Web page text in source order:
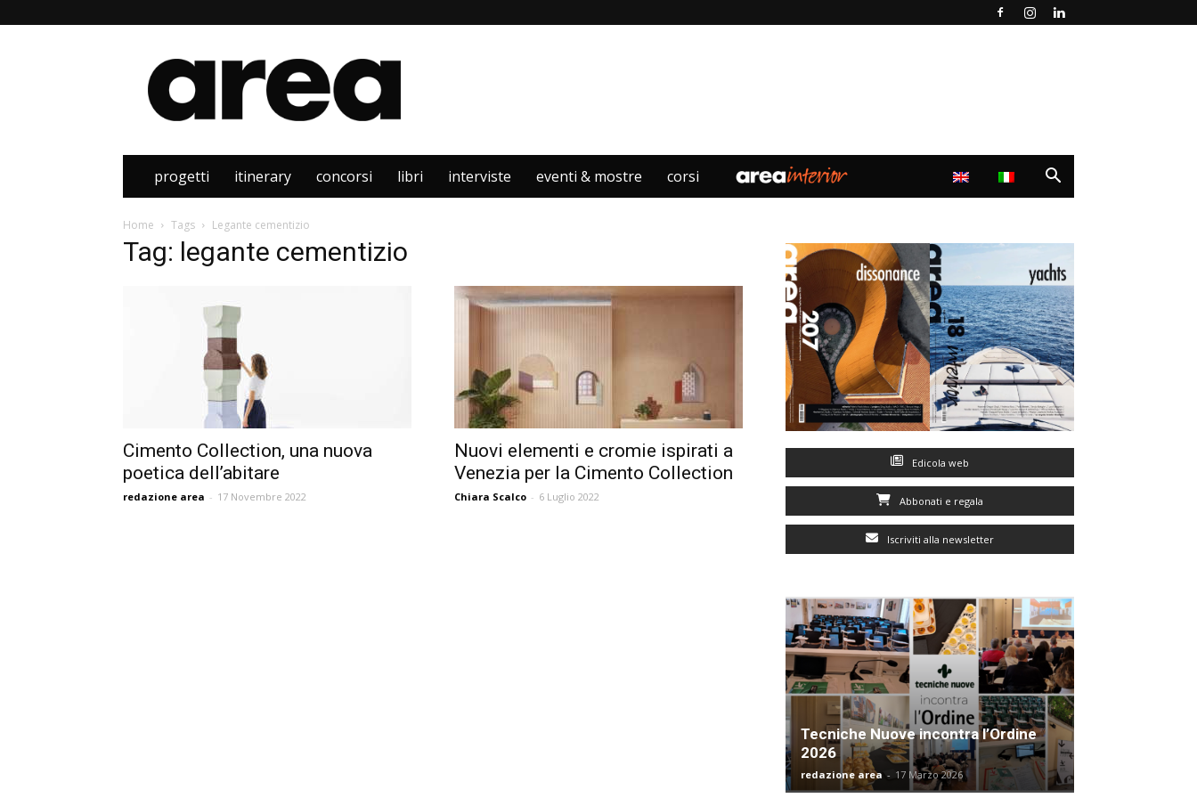
Area
progetti itinerary concorsi libri interviste eventi & mostre corsi
Home Tags Legante cementizio
Tag: legante cementizio
Cimento Collection, una nuova
poetica dell’abitare
redazione area - 17 Novembre 2022
Nuovi elementi e cromie ispirati a
Venezia per la Cimento Collection
Chiara Scalco - 6 Luglio 2022
Edicola web
Abbonati e regala
Iscriviti alla newsletter
Tecniche Nuove incontra l’Ordine
2026
redazione area - 17 Marzo 2026